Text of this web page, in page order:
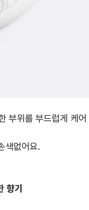
부위를 부드럽게 케어
색없어요.
향기